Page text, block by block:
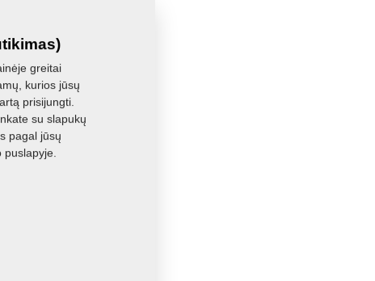
greitai
kurios jūsų
prisijungti.
su slapukų
pagal jūsų
puslapyje.